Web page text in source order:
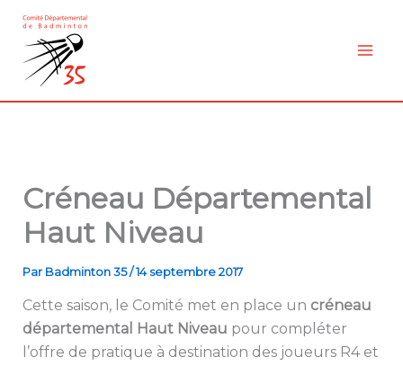
contenu
Créneau Départemental
Haut Niveau
Par Badminton 35/14 septembre 2017
Cette saison, le Comité met en place un créneau
départemental Haut Niveau pour compléter
l’offre de pratique à destination des joueurs R4 et